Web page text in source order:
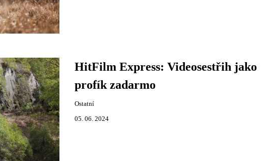
HitFilm Express: Videosestřih jako
profík zadarmo
Ostatní
05. 06. 2024